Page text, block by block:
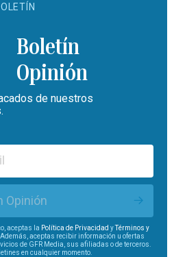
Boletín
Opinión
de nuestros
Opinión
aceptas la Política de Privacidad yTérminos y
aceptas recibir información u ofertas
de GFR Media, sus afiliadas o de terceros.
en cualquier momento.